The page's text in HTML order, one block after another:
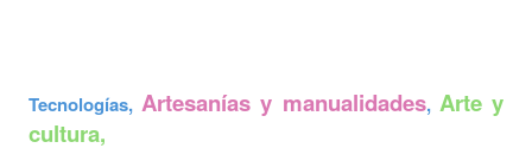
Tecnologías,Artesanías y manualidades, Arte y
cultura,